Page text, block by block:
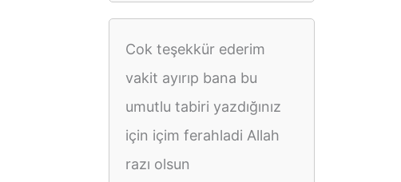
Cok teşekkür ederim
vakit ayırıp bana bu
umutlu tabiri yazdığınız
için içim ferahladi Allah
razı olsun